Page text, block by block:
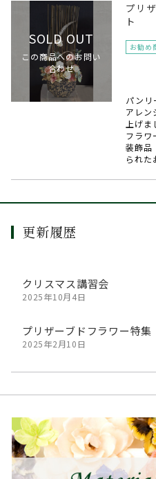
SOLD OUT
この商品へのお問い
合わせ
プリ
ト
お勧め
パンリ
アレン
上げ
フラワ
装飾品
られ
更新履歴
クリスマス講習会
2025年10月4日
プリザーブドフラワー特集
2025年2月10日